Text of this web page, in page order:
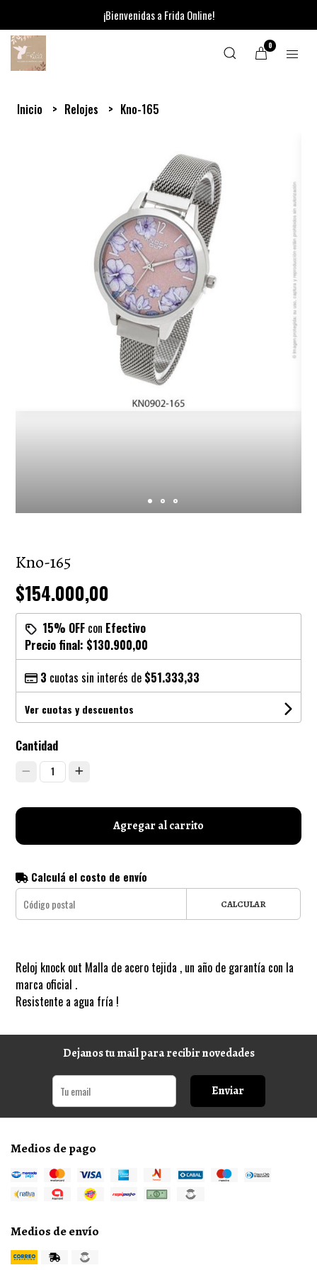
¡Bienvenidas a Frida Online!
0
Inicio Relojes Kno-165
Kno-165
$154.000,00
15% OFF con Efectivo
Precio final: $130.900,00
3 cuotas sin interés de $51.333,33
Ver cuotas y descuentos
Cantidad
1
Agregar al carrito
Calculá el costo de envío
CALCULAR
Reloj knock out Malla de acero tejida , un año de garantía con la
marca oficial .
Resistente a agua fría !
Dejanos tu mail para recibir novedades
Enviar
Medios de pago
Medios de envío